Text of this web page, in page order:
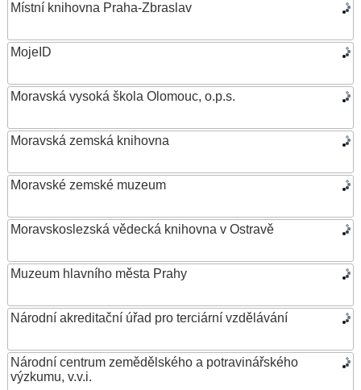
Místní knihovna Praha-Zbraslav
MojeID
Moravská vysoká škola Olomouc, o.p.s.
Moravská zemská knihovna
Moravské zemské muzeum
Moravskoslezská vědecká knihovna v Ostravě
Muzeum hlavního města Prahy
Národní akreditační úřad pro terciární vzdělávání
Národní centrum zemědělského a potravinářského
výzkumu, v.v.i.